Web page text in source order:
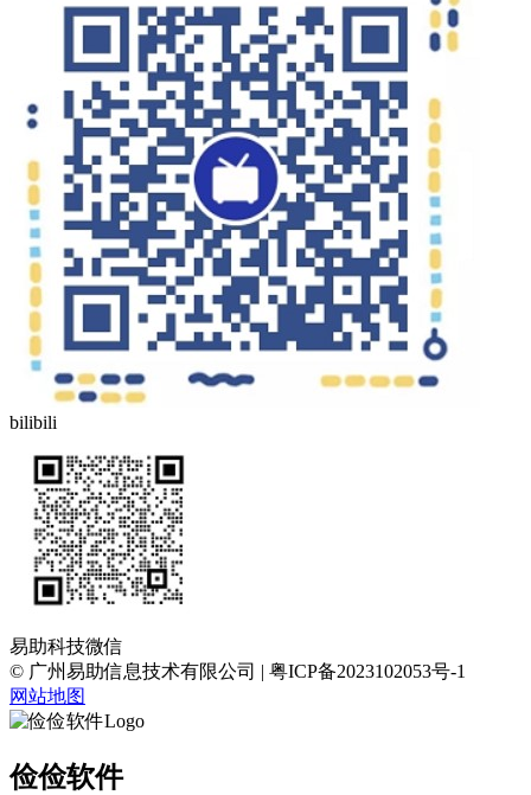
bilibili
易助科技微信
© 广州易助信息技术有限公司 | 粤ICP备2023102053号-1
网站地图
俭俭软件